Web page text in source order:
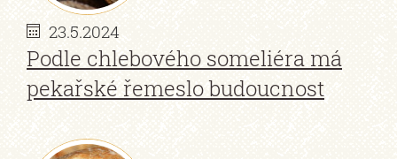
23.5.2024
Podle chlebového someliéra má
pekařské řemeslo budoucnost